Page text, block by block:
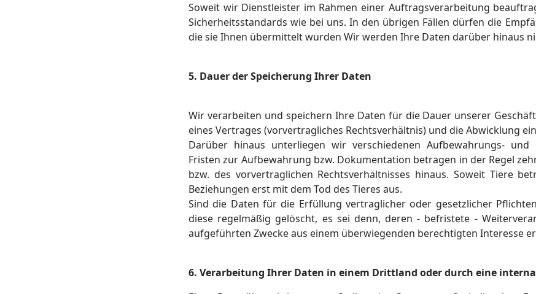
Soweit wir Dienstleister im Rahmen einer Auftragsverarbeitung
Sicherheitsstandards wie bei uns. In den übrigen Fällen dürfen die
die sie Ihnen übermittelt wurden Wir werden Ihre Daten darüber hinaus
5. Dauer der Speicherung Ihrer Daten
Wir verarbeiten und speichern Ihre Daten für die Dauer unserer
eines Vertrages (vorvertragliches Rechtsverhältnis) und die Abwicklung
Darüber hinaus unterliegen wir verschiedenen Aufbewahrungs- und
Fristen zur Aufbewahrung bzw. Dokumentation betragen in der Regel
bzw. des vorvertraglichen Rechtsverhältnisses hinaus. Soweit Tiere
Beziehungen erst mit dem Tod des Tieres aus.
Sind die Daten für die Erfüllung vertraglicher oder gesetzlicher
diese regelmäßig gelöscht, es sei denn, deren - befristete -
aufgeführten Zwecke aus einem überwiegenden berechtigten Interesse
6. Verarbeitung Ihrer Daten in einem Drittland oder durch eine